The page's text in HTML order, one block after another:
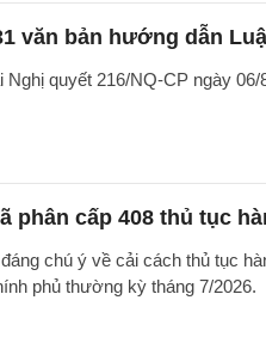
văn bản hướng dẫn
quyết 216/NQ-CP ngày
phân cấp 408 thủ tục
chú ý về cải cách thủ tục
phủ thường kỳ tháng 7/2026.